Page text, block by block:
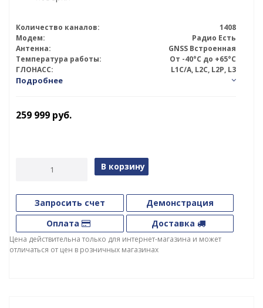
Количество каналов:
1408
Модем:
Радио Есть
Антенна:
GNSS Встроенная
Температура работы:
От -40°C до +65°C
ГЛОНАСС:
L1C/A, L2C, L2P, L3
Подробнее
259 999 руб.
В корзину
Запросить счет
Демонстрация
Оплата
Доставка
Цена действительна только для интернет-магазина и может
отличаться от цен в розничных магазинах